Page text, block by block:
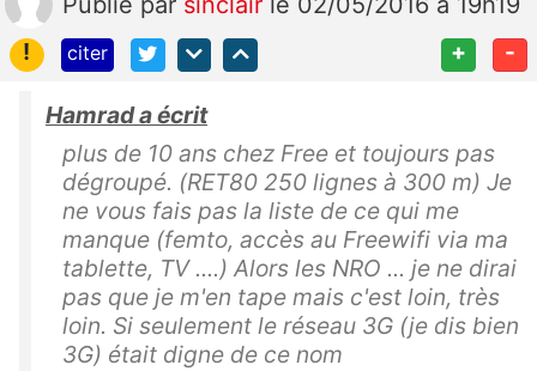
!
citer + -
Hamrad a écrit
plus de 10 ans chez Free et toujours pas
dégroupé. (RET80 250 lignes à 300 m) Je
ne vous fais pas la liste de ce qui me
manque (femto, accès au Freewifi via ma
tablette, TV ....) Alors les NRO ... je ne dirai
pas que je m'en tape mais c'est loin, très
loin. Si seulement le réseau 3G (je dis bien
3G) était digne de ce nom